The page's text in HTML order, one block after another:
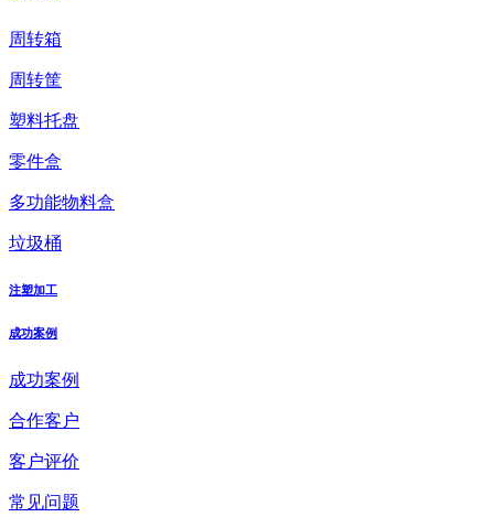
周转箱
周转筐
塑料托盘
零件盒
多功能物料盒
垃圾桶
注塑加工
成功案例
成功案例
合作客户
客户评价
常见问题